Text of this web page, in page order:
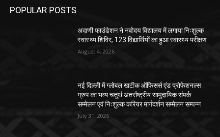
POPULAR POSTS
अदाणी फाउंडेशन ने नवोदय विद्यालय में लगाया निःशुल्क
स्वास्थ्य शिविर, 123 विद्यार्थियों का हुआ स्वास्थ्य परीक्षण
August 4, 2026
नई दिल्ली में ग्लोबल खटीक ऑफिसर्स एंड प्रोफेशनल्स
ग्रुप का भव्य चतुर्थ अंतर्राष्ट्रीय सामुदायिक संपर्क
सम्मेलन एवं निःशुल्क करियर मार्गदर्शन सम्मेलन सम्पन्न
July 31, 2026